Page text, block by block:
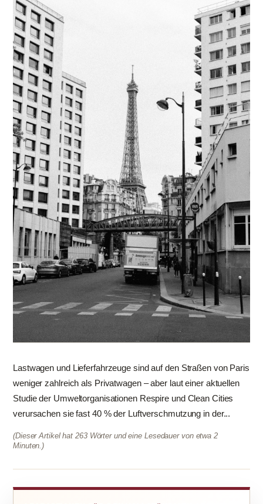
Lastwagen und Lieferfahrzeuge sind auf den Straßen von Paris
weniger zahlreich als Privatwagen – aber laut einer aktuellen
Studie der Umweltorganisationen Respire und Clean Cities
verursachen sie fast 40 % der Luftverschmutzung in der...
(Dieser Artikel hat 263 Wörter und eine Lesedauer von etwa 2
Minuten.)